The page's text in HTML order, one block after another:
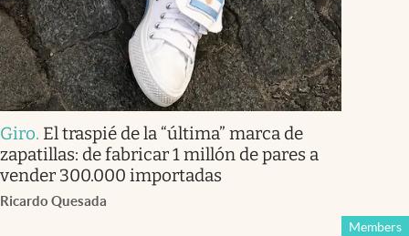
Giro. El traspié de la “última” marca de
zapatillas: de fabricar 1 millón de pares a
vender 300.000 importadas
Ricardo Quesada
Members